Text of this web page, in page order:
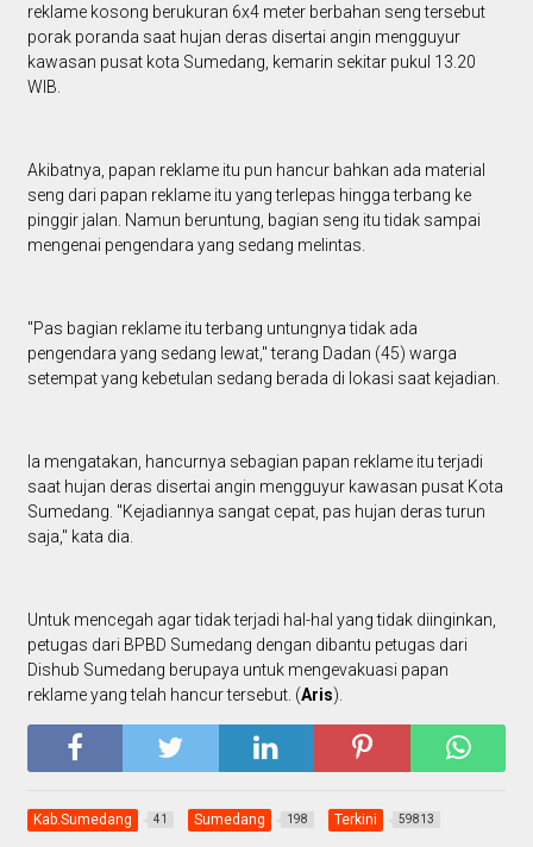
reklame kosong berukuran 6x4 meter berbahan seng tersebut
porak poranda saat hujan deras disertai angin mengguyur
kawasan pusat kota Sumedang, kemarin sekitar pukul 13.20
WIB.
Akibatnya, papan reklame itu pun hancur bahkan ada material
seng dari papan reklame itu yang terlepas hingga terbang ke
pinggir jalan. Namun beruntung, bagian seng itu tidak sampai
mengenai pengendara yang sedang melintas.
"Pas bagian reklame itu terbang untungnya tidak ada
pengendara yang sedang lewat," terang Dadan (45) warga
setempat yang kebetulan sedang berada di lokasi saat kejadian.
Ia mengatakan, hancurnya sebagian papan reklame itu terjadi
saat hujan deras disertai angin mengguyur kawasan pusat Kota
Sumedang. "Kejadiannya sangat cepat, pas hujan deras turun
saja," kata dia.
Untuk mencegah agar tidak terjadi hal-hal yang tidak diinginkan,
petugas dari BPBD Sumedang dengan dibantu petugas dari
Dishub Sumedang berupaya untuk mengevakuasi papan
reklame yang telah hancur tersebut. (Aris).
Kab.Sumedang 41 Sumedang 198 Terkini 59813